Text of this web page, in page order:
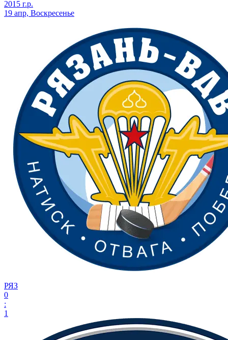
2015 г.р.
19 апр, Воскресенье
РЯЗ
0
:
1